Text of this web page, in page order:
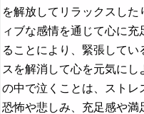
を解放してリラックスし
ィブな感情を通じて心に
ることにより、緊張して
スを解消して心を元気に
の中で泣くことは、ストレ
恐怖や悲しみ、充足感や